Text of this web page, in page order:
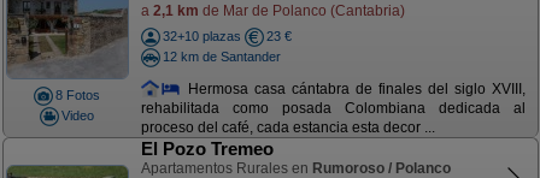
8 Fotos
Video
a 2,1 km de Mar de Polanco (Cantabria)
32+10 plazas
23 €
12 km de Santander
Hermosa casa cántabra de finales del siglo XVIII,
rehabilitada como posada Colombiana dedicada al
proceso del café, cada estancia esta decor ...
El Pozo Tremeo
Apartamentos Rurales en Rumoroso / Polanco